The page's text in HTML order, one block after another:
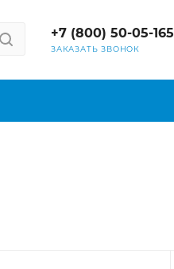
+7 (800) 50-05-165
ЗАКАЗАТЬ ЗВОНОК